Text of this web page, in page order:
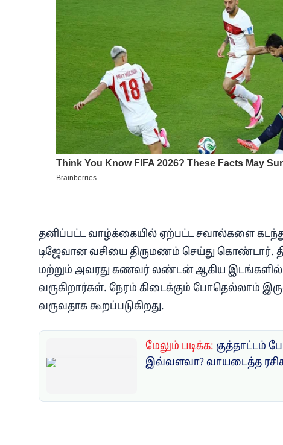
தனிப்பட்ட வாழ்க்கையில் ஏற்பட்ட சவால்களை
டிஜேவான வசியை திருமணம் செய்து கொண்டார்.
மற்றும் அவரது கணவர் லண்டன் ஆகிய
வருகிறார்கள். நேரம் கிடைக்கும் போதெல்லாம்
வருவதாக கூறப்படுகிறது.
மேலும் படிக்க: குத்தாட்டம்
இவ்வளவா? வாயடைத்த